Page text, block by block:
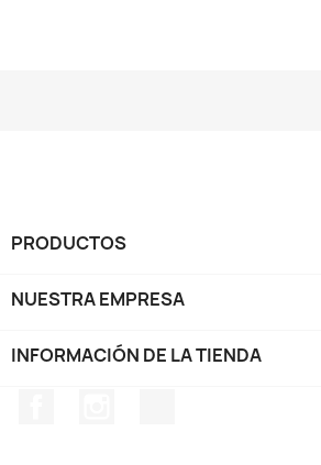
PRODUCTOS
NUESTRA EMPRESA
INFORMACIÓN DE LA TIENDA